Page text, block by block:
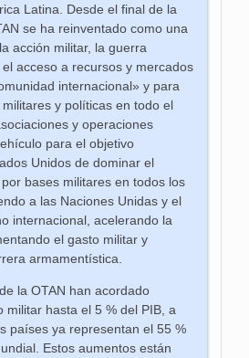
Latina. Desde el final de la
se ha reinventado como una
acción militar, la guerra
acceso a recursos y mercados
internacional» y para
y políticas en todo el
y operaciones
para el objetivo
Unidos de dominar el
bases militares en todos los
a las Naciones Unidas y el
internacional, acelerando la
el gasto militar y
armamentística.
la OTAN han acordado
militar hasta el 5 % del PIB, a
países ya representan el 55 %
Estos aumentos están